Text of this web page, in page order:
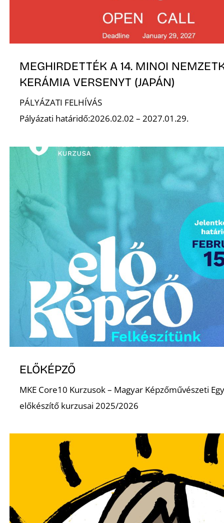
MEGHIRDETTÉK A 14. MINOI
KERÁMIA VERSENYT (JAPÁN)
PÁLYÁZATI FELHÍVÁS
Pályázati határidő:2026.02.02 – 2027.01.29.
ELŐKÉPZŐ
MKE Core10 Kurzusok – Magyar Képzőművészeti
előkészítő kurzusai 2025/2026